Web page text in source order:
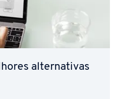
al­ter­na­ti­vas